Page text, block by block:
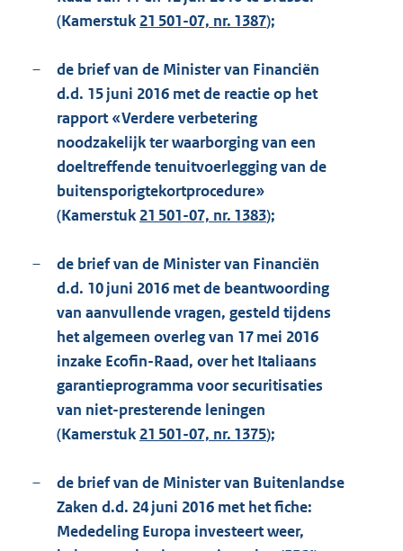
(Kamerstuk 21 501-07, nr. 1387);
–
de brief van de Minister van Financiën
d.d. 15 juni 2016 met de reactie op het
rapport «Verdere verbetering
noodzakelijk ter waarborging van een
doeltreffende tenuitvoerlegging van de
buitensporigtekortprocedure»
(Kamerstuk 21 501-07, nr. 1383);
–
de brief van de Minister van Financiën
d.d. 10 juni 2016 met de beantwoording
van aanvullende vragen, gesteld tijdens
het algemeen overleg van 17 mei 2016
inzake Ecofin-Raad, over het Italiaans
garantieprogramma voor securitisaties
van niet-presterende leningen
(Kamerstuk 21 501-07, nr. 1375);
–
de brief van de Minister van Buitenlandse
Zaken d.d. 24 juni 2016 met het fiche:
Mededeling Europa investeert weer,